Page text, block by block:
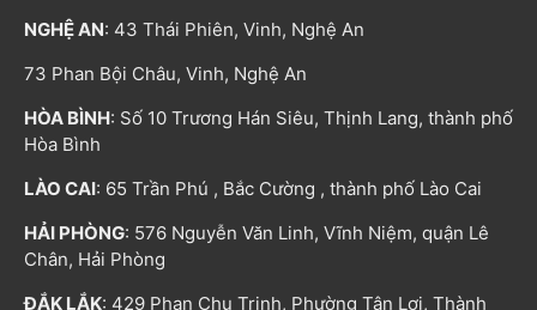
NGHỆ AN: 43 Thái Phiên, Vinh, Nghệ An
73 Phan Bội Châu, Vinh, Nghệ An
HÒA BÌNH: Số 10 Trương Hán Siêu, Thịnh Lang, thành phố
Hòa Bình
LÀO CAI: 65 Trần Phú , Bắc Cường , thành phố Lào Cai
HẢI PHÒNG: 576 Nguyễn Văn Linh, Vĩnh Niệm, quận Lê
Chân, Hải Phòng
ĐẮK LẮK: 429 Phan Chu Trinh, Phường Tân Lợi, Thành